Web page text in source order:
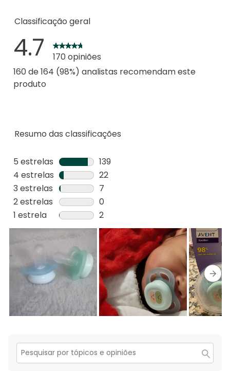
Resumo das classificações
5 estrelas estrelas
139
139
análises
com
5
4 estrelas estrelas
22
22
análises
com
estrelas.
3 estrelas estrelas
7
7
análises
com
3
estrelas.
2 estrelas estrelas
0
0
análise
com
2
estrelas.
1 estrela estrelas
2
2
análises
com
1
estrela.
Classificação geral
4.7
170 opiniões
160 de 164 (98%) analistas recomendam este
produto
Secção